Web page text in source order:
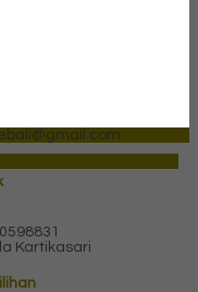
Kartikasari